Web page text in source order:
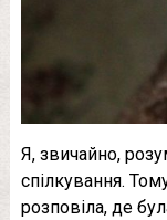
Я, звичайно,
спілкування.
розповіла, де